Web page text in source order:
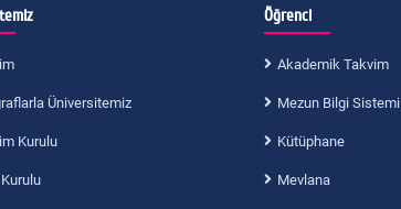
Üniversitemiz
Kurulu
Öğrenci
Akademik Takvim
Mezun Bilgi Sistemi
Kütüphane
Mevlana